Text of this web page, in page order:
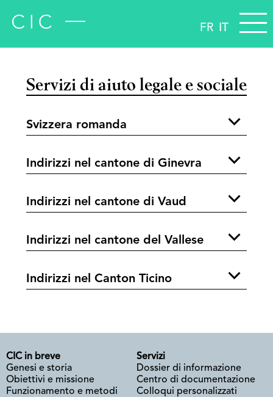
FR IT
Servizi di aiuto legale e sociale
Svizzera romanda
Indirizzi nel cantone di Ginevra
Indirizzi nel cantone di Vaud
Indirizzi nel cantone del Vallese
Indirizzi nel Canton Ticino
CIC in breve
Genesi e storia
Obiettivi e missione
Funzionamento e metodi
Servizi
Dossier di informazione
Centro di documentazione
Colloqui personalizzati